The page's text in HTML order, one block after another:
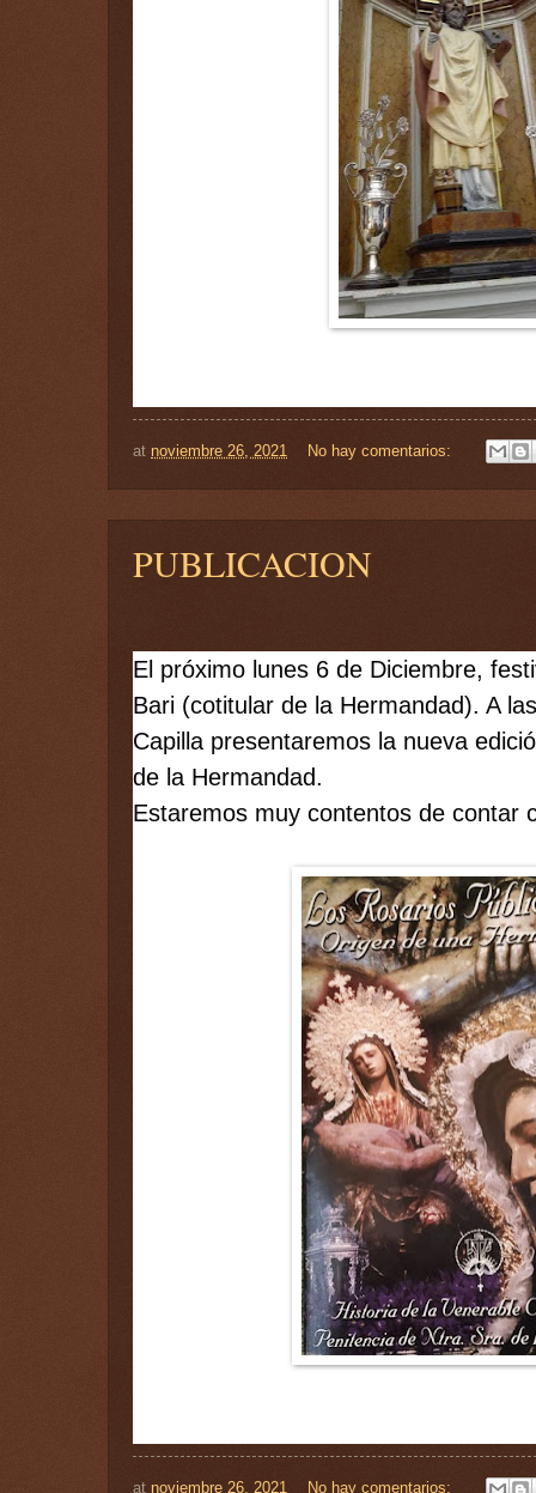
at noviembre 26, 2021 No hay comentarios:
PUBLICACION
El próximo lunes 6 de Diciembre,
Bari (cotitular de la Hermandad). A
Capilla presentaremos la nueva
de la Hermandad.
Estaremos muy contentos de contar
at noviembre 26, 2021 No hay comentarios: